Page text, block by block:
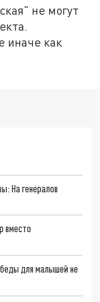
не могут
иначе как
На генералов
вместо
для малышей не